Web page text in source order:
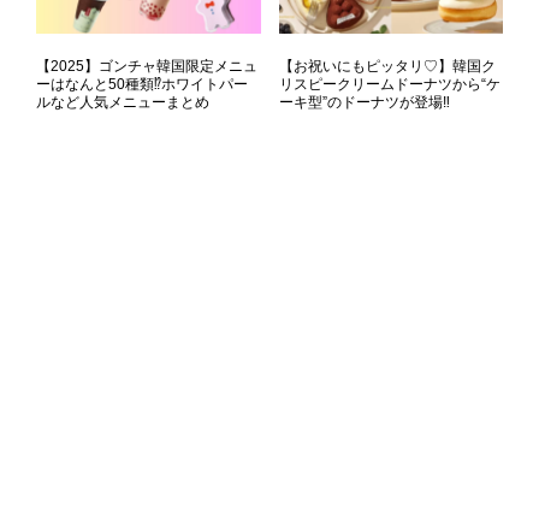
【2025】ゴンチャ韓国限定メニュ
ーはなんと50種類⁉ホワイトパー
ルなど人気メニューまとめ
【お祝いにもピッタリ♡】韓国ク
リスピークリームドーナツから“ケ
ーキ型”のドーナツが登場‼